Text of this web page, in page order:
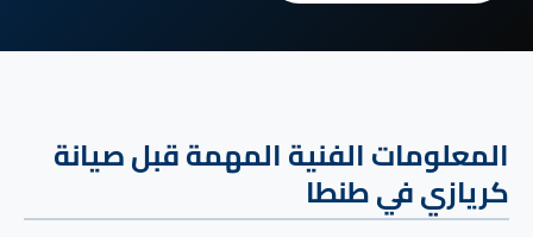
المعلومات الفنية المهمة قبل صيانة
كريازي في طنطا